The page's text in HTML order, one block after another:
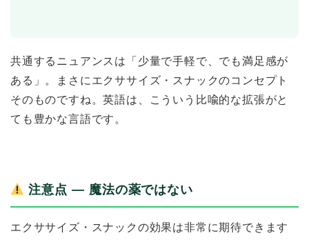
共通するニュアンスは「少量で手軽で、でも満足感が
ある」。まさにエクササイズ・スナックのコンセプト
そのものですね。英語は、こういう比喩的な拡張がと
ても豊かな言語です。
注意点 ― 魔法の薬ではない
エクササイズ・スナックの効果は非常に期待できます